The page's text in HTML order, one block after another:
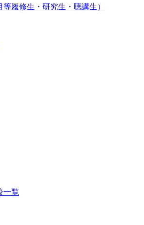
等履修生・研究生・聴講生）
一覧